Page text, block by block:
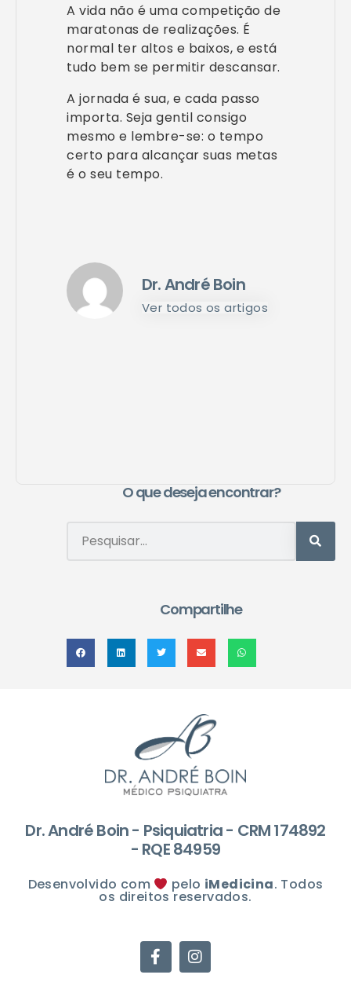
A vida não é uma competição de
maratonas de realizações. É
normal ter altos e baixos, e está
tudo bem se permitir descansar.
A jornada é sua, e cada passo
importa. Seja gentil consigo
mesmo e lembre-se: o tempo
certo para alcançar suas metas
é o seu tempo.
Dr. André Boin
Ver todos os artigos
O que deseja encontrar?
Compartilhe
Dr. André Boin - Psiquiatria - CRM 174892
- RQE 84959
Desenvolvido com pelo iMedicina. Todos
os direitos reservados.